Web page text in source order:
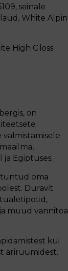
seinale
White Alpin
High Gloss
on
ja Egiptuses.
tuntud oma
Duravit
muud vannitoa
kui
äriruumidest.